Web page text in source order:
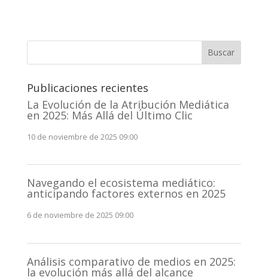
Buscar
Publicaciones recientes
La Evolución de la Atribución Mediática
en 2025: Más Allá del Último Clic
10 de noviembre de 2025 09:00
Navegando el ecosistema mediático:
anticipando factores externos en 2025
6 de noviembre de 2025 09:00
Análisis comparativo de medios en 2025:
la evolución más allá del alcance